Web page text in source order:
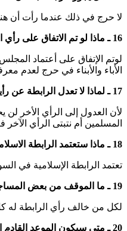
لا حرج في ذلك عندما رأت أن
16 ـ ماذا لو تم الاتفاق على رأي المجلس الأوروبي للإفتاء؟ وماذا لوبقي الخلاف؟ وما نتيجة ذلك؟
لوتم الإتفاق على أعتماد
الأباء والأبناء في حرج لعدم
17 ـ لماذا لا تعدل الرابطة عن رأيها وتتبع رؤية مكة كما يريد البعض؟
لأن العدول إلى الرأي الأخر
المسلمين أم نتبتى الرأي
18 ـ ماذا ستعتمد الرابطة الاسلامية بالسويد في تحديد عيد الفطر القادم إن شاء الله؟
تعتمد الرابطة الإسلامية في السويد هذ العام أن يوم 5 يوليو2016م هو
19 ـ ما الموقف من بعض المساجد التي أخذت بغير رأي الرابطة الإسلامية؟
لكل من خالف رأي الرابطة له
20 ـ متى سيكون الموعد القادم الذي سيعقده المجلس السويدي للأئمة؟